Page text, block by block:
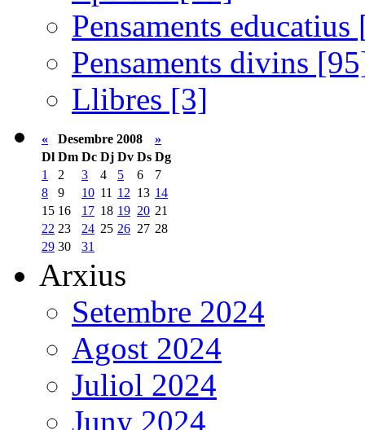
Pensaments
Pensaments divins
Llibres [3]
« Desembre 2008
»
Dl Dm Dc Dj Dv Ds Dg
1
2 3 4 5 6
7
8
9 10 11 12 13 14
15 16 17 18 19 20 21
22 23 24 25 26 27 28
29 30 31
Arxius
Setembre 2024
Agost 2024
Juliol 2024
Juny 2024